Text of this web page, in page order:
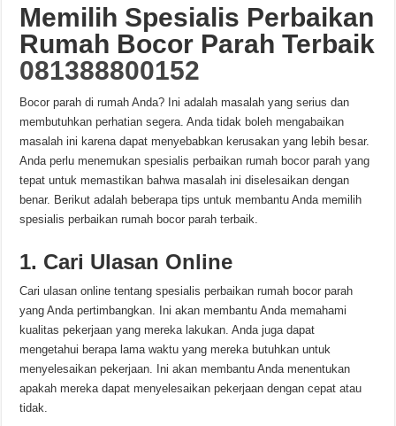
Memilih Spesialis Perbaikan
Rumah Bocor Parah Terbaik
081388800152
Bocor parah di rumah Anda? Ini adalah masalah yang serius dan
membutuhkan perhatian segera. Anda tidak boleh mengabaikan
masalah ini karena dapat menyebabkan kerusakan yang lebih besar.
Anda perlu menemukan spesialis perbaikan rumah bocor parah yang
tepat untuk memastikan bahwa masalah ini diselesaikan dengan
benar. Berikut adalah beberapa tips untuk membantu Anda memilih
spesialis perbaikan rumah bocor parah terbaik.
1. Cari Ulasan Online
Cari ulasan online tentang spesialis perbaikan rumah bocor parah
yang Anda pertimbangkan. Ini akan membantu Anda memahami
kualitas pekerjaan yang mereka lakukan. Anda juga dapat
mengetahui berapa lama waktu yang mereka butuhkan untuk
menyelesaikan pekerjaan. Ini akan membantu Anda menentukan
apakah mereka dapat menyelesaikan pekerjaan dengan cepat atau
tidak.